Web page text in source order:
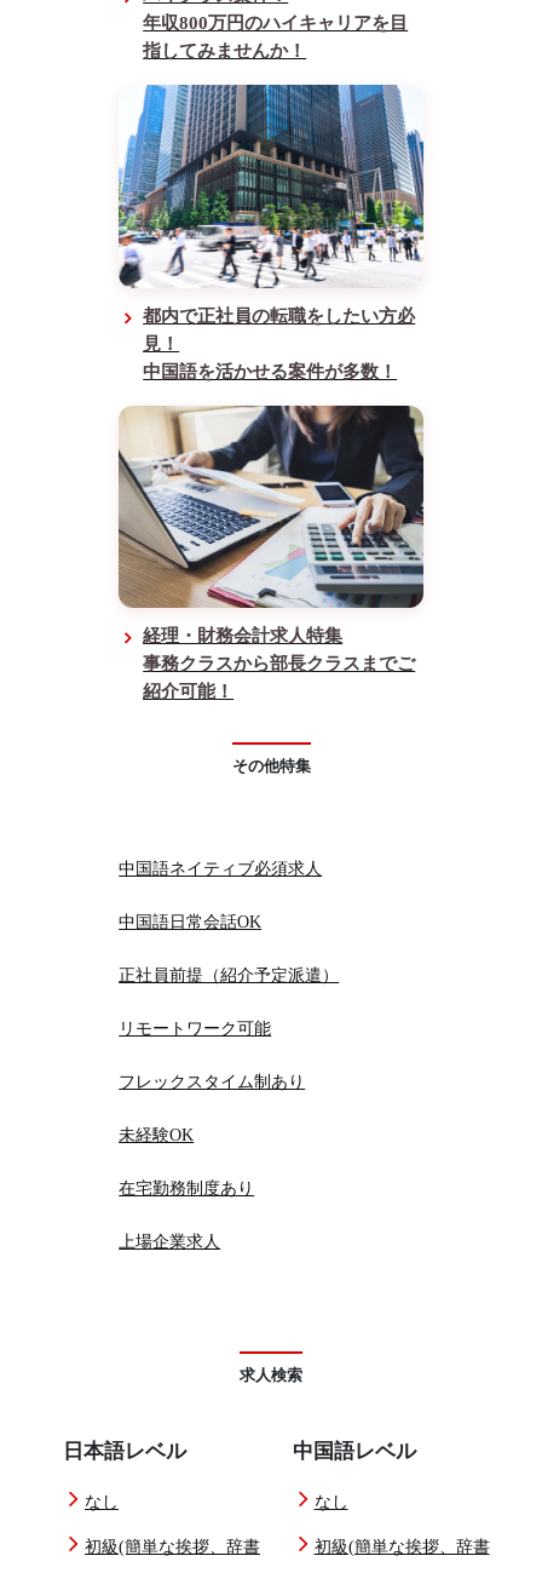
年収800万円のハイキャリアを目
指してみませんか！
都内で正社員の転職をしたい方必
見！
中国語を活かせる案件が多数！
経理・財務会計求人特集
事務クラスから部長クラスまでご
紹介可能！
その他特集
中国語ネイティブ必須求人
中国語日常会話OK
正社員前提（紹介予定派遣）
リモートワーク可能
フレックスタイム制あり
未経験OK
在宅勤務制度あり
上場企業求人
求人検索
日本語レベル
なし
初級(簡単な挨拶、辞書
中国語レベル
なし
初級(簡単な挨拶、辞書